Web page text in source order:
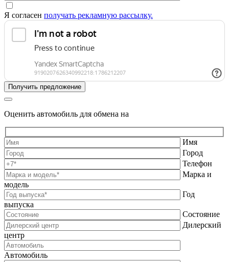
Я согласен получать рекламную рассылку.
Оценить автомобиль для обмена на
Имя
Город
Телефон
Марка и
модель
Год
выпуска
Состояние
Дилерский
центр
Автомобиль